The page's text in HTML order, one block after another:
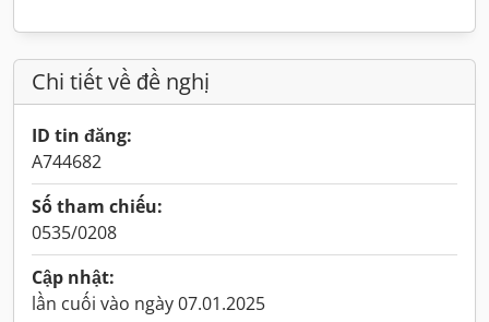
Chi tiết về đề nghị
ID tin đăng:
A744682
Số tham chiếu:
0535/0208
Cập nhật:
lần cuối vào ngày 07.01.2025